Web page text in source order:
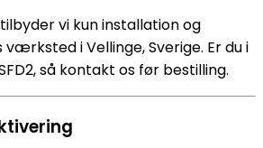
vi kun installation og
i Vellinge, Sverige. Er du i
så kontakt os før bestilling.